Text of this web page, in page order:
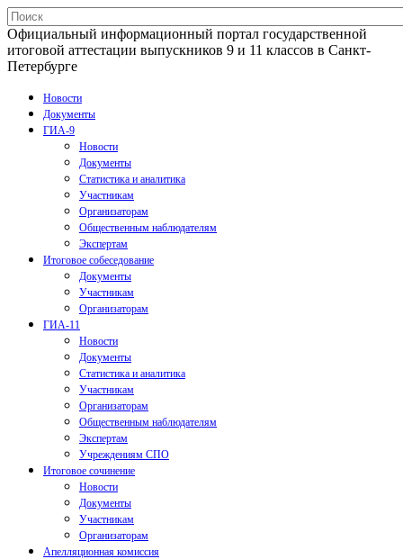
Официальный информационный портал государственной
итоговой аттестации выпускников 9 и 11 классов в Санкт-
Петербурге
Новости
Документы
ГИА-9
Новости
Документы
Статистика и аналитика
Участникам
Организаторам
Общественным наблюдателям
Экспертам
Итоговое собеседование
Документы
Участникам
Организаторам
ГИА-11
Новости
Документы
Статистика и аналитика
Участникам
Организаторам
Общественным наблюдателям
Экспертам
Учреждениям СПО
Итоговое сочинение
Новости
Документы
Участникам
Организаторам
Апелляционная комиссия